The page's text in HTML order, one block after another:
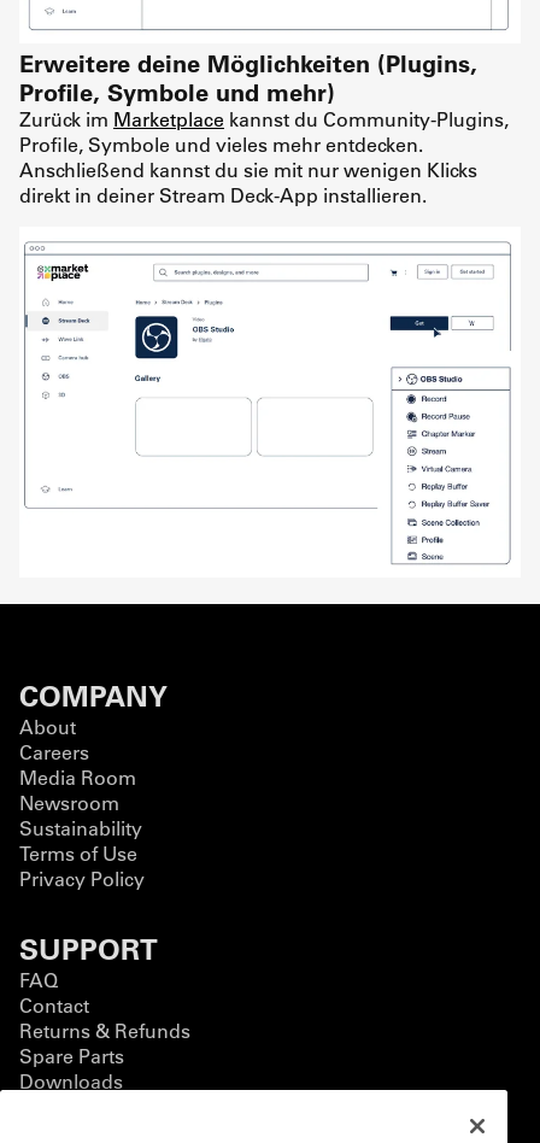
Erweitere deine Möglichkeiten (Plugins,
Profile, Symbole und mehr)
Zurück im Marketplace kannst du Community-Plugins,
Profile, Symbole und vieles mehr entdecken.
Anschließend kannst du sie mit nur wenigen Klicks
direkt in deiner Stream Deck-App installieren.
COMPANY
About
Careers
Media Room
Newsroom
Sustainability
Terms of Use
Privacy Policy
SUPPORT
FAQ
Contact
Returns & Refunds
Spare Parts
Downloads